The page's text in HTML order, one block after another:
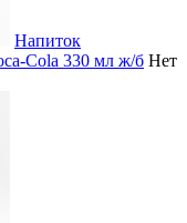
Напиток
Cola 330 мл ж/б Нет